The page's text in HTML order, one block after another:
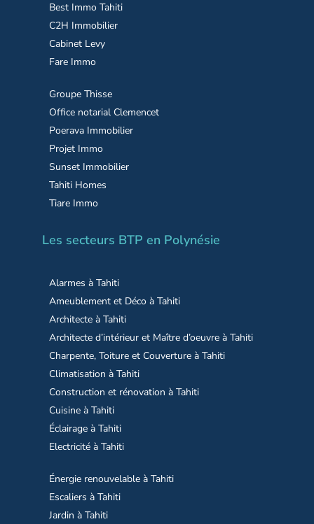
Best Immo Tahiti
C2H Immobilier
Cabinet Levy
Fare Immo
Groupe Thisse
Office notarial Clemencet
Poerava Immobilier
Projet Immo
Sunset Immobilier
Tahiti Homes
Tiare Immo
Les secteurs BTP en Polynésie
Alarmes à Tahiti
Ameublement et Déco à Tahiti
Architecte à Tahiti
Architecte d’intérieur et Maître d’oeuvre à Tahiti
Charpente, Toiture et Couverture à Tahiti
Climatisation à Tahiti
Construction et rénovation à Tahiti
Cuisine à Tahiti
Éclairage à Tahiti
Electricité à Tahiti
Énergie renouvelable à Tahiti
Escaliers à Tahiti
Jardin à Tahiti